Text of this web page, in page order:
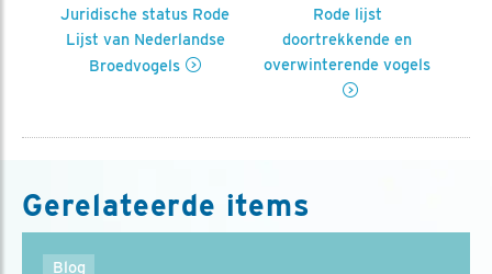
Juridische status Rode
Lijst van Nederlandse
Broedvogels
Rode lijst
doortrekkende en
overwinterende vogels
Gerelateerde items
Blog